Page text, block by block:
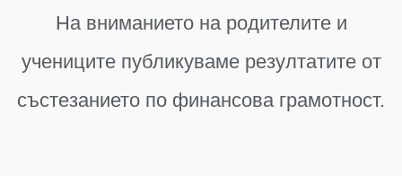
На вниманието на родителите и
учениците публикуваме резултатите от
състезанието по финансова грамотност.